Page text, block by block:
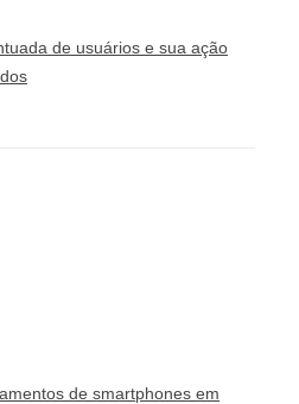
de usuários e sua ação
de smartphones em